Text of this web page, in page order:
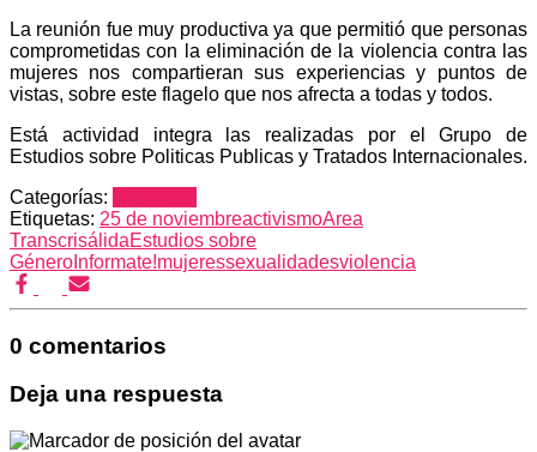
La reunión fue muy productiva ya que permitió que personas
comprometidas con la eliminación de la violencia contra las
mujeres nos compartieran sus experiencias y puntos de
vistas, sobre este flagelo que nos afrecta a todas y todos.
Está actividad integra las realizadas por el Grupo de
Estudios sobre Politicas Publicas y Tratados Internacionales.
Categorías:
Etiquetas: 25 de noviembreactivismoArea
TranscrisálidaEstudios sobre
Género Informate!mujeressexualidadesviolencia
0 comentarios
Deja una respuesta